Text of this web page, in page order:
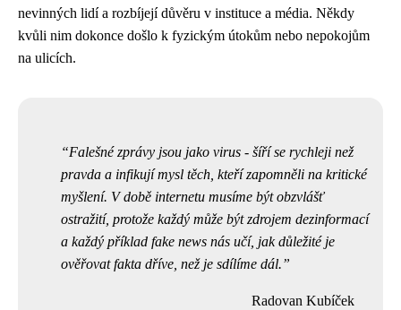
nevinných lidí a rozbíjejí důvěru v instituce a média. Někdy
kvůli nim dokonce došlo k fyzickým útokům nebo nepokojům
na ulicích.
Falešné zprávy jsou jako virus - šíří se rychleji než
pravda a infikují mysl těch, kteří zapomněli na kritické
myšlení. V době internetu musíme být obzvlášť
ostražití, protože každý může být zdrojem dezinformací
a každý příklad fake news nás učí, jak důležité je
ověřovat fakta dříve, než je sdílíme dál.
Radovan Kubíček